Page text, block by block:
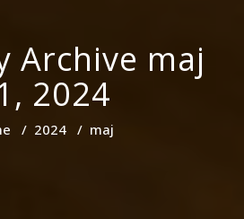
Archive maj
2024
/ 2024 / maj